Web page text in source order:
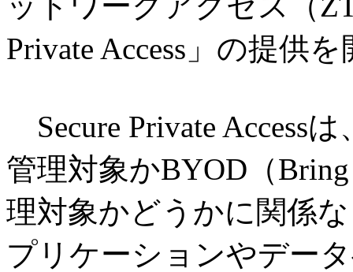
Private Access」の提供
Secure Private Access
管理対象かBYOD（
理対象かどうかに関係
プリケーションやデー